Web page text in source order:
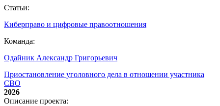
Статьи:
Киберправо и цифровые правоотношения
Команда:
Одайник Александр Григорьевич
Приостановление уголовного дела в отношении участника
СВО
2026
Описание проекта: